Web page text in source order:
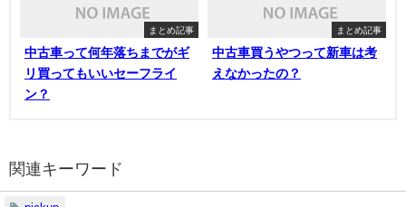
まとめ記事
中古車って何年落ちまでがギ
リ買ってもいいセーフライ
ン？
まとめ記事
中古車買うやつって新車は考
えなかったの？
関連キーワード